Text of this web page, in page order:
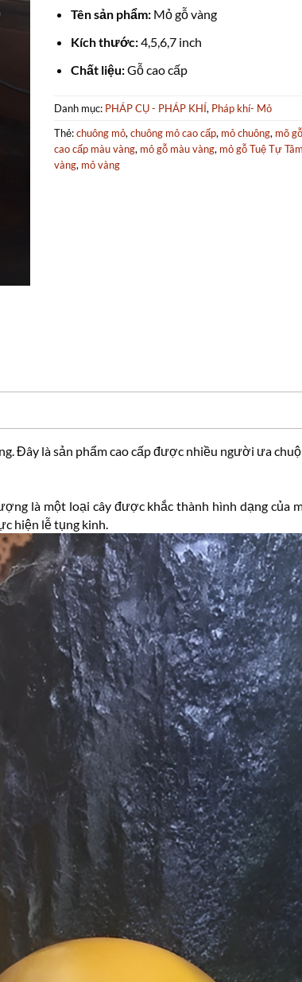
Tên sản phẩm:Mỏ gỗ vàng
Kích thước:4,5,6,7 inch
Chất liệu:Gỗ cao cấp
Danh mục: PHÁP CỤ - PHÁP KHÍ, Pháp khí- Mỏ
Thẻ:chuông mỏ,chuông mỏ cao cấp, mỏ chuông, mõ gỗ
cao cấp màu vàng, mỏ gỗ màu vàng, mỏ gỗ Tuệ Tự Tâm
vàng, mỏ vàng
Đây là sản phẩm cao cấp được nhiều người ưa
là một loại cây được khắc thành hình dạng của
hiện lễ tụng kinh.